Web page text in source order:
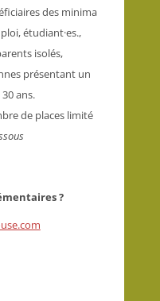
des minima
étudiant·es.,
isolés,
présentant un
ans.
de places limité
?